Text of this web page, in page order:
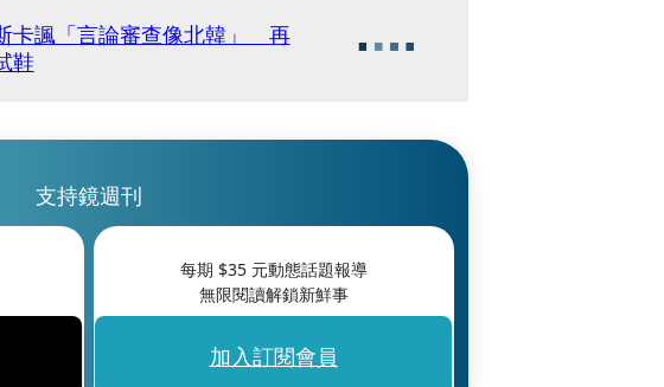
卡諷「言論審查像北韓」 再
鞋
支持鏡週刊
每期 $35元動態話題報導
無限閱讀解鎖新鮮事
加入訂閱會員